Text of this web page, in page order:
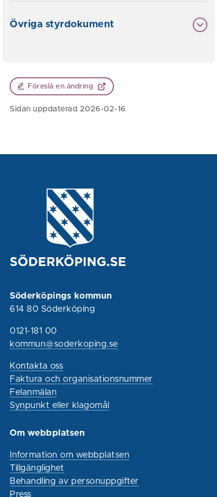
Övriga styrdokument
Föreslå en ändring
Sidan uppdaterad 2026-02-16
Söderköpings kommun
614 80 Söderköping
0121-181 00
kommun@soderkoping.se
Kontakta oss
Faktura och organisationsnummer
Felanmälan
Synpunkt eller klagomål
Om webbplatsen
Information om webbplatsen
Tillgänglighet
Behandling av personuppgifter
Press